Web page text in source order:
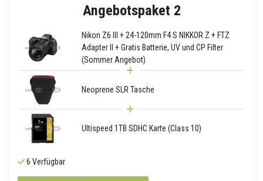
Angebotspaket 2
Nikon Z6 III + 24-120mm F4 S NIKKOR Z + FTZ
Adapter II + Gratis Batterie, UV und CP Filter
(Sommer Angebot)
Neoprene SLR Tasche
Ultispeed 1TB SDHC Karte (Class 10)
6 Verfügbar